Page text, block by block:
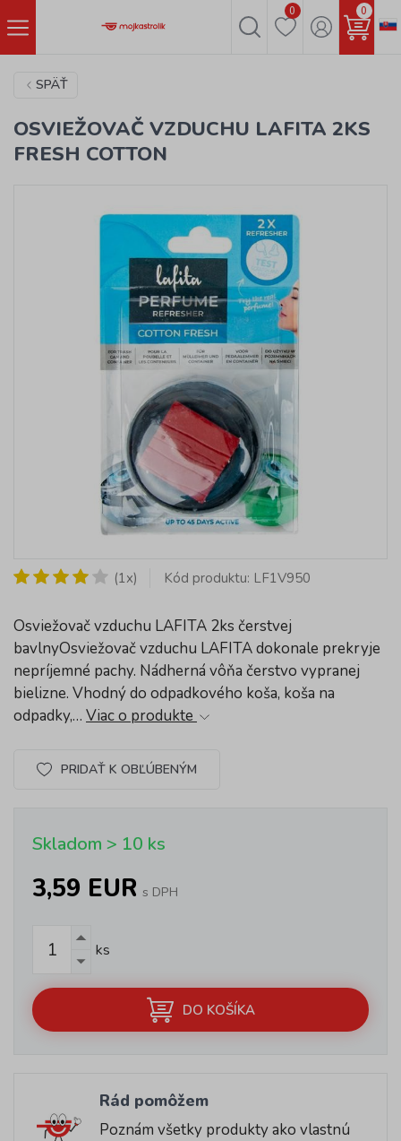
0 0
SPÄŤ
OSVIEŽOVAČ VZDUCHU LAFITA 2KS
FRESH COTTON
(1x) Kód produktu: LF1V950
Osviežovač vzduchu LAFITA 2ks čerstvej
bavlnyOsviežovač vzduchu LAFITA dokonale prekryje
nepríjemné pachy. Nádherná vôňa čerstvo vypranej
bielizne. Vhodný do odpadkového koša, koša na
odpadky,… Viac o produkte
PRIDAŤ K OBĽÚBENÝM
Skladom > 10 ks
3,59 EUR s DPH
ks
DO KOŠÍKA
Rád pomôžem
Poznám všetky produkty ako vlastnú